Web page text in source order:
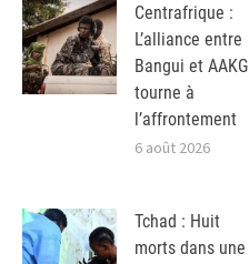
Centrafrique :
L’alliance entre
Bangui et AAKG
tourne à
l’affrontement
6 août 2026
Tchad : Huit
morts dans une